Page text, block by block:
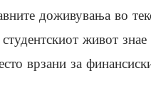
доживувања во
живот
врзани за